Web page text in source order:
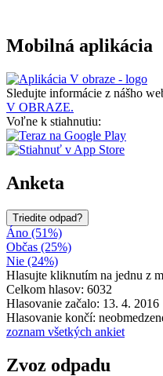
Mobilná aplikácia
Sledujte informácie z nášho
V OBRAZE.
Voľne k stiahnutiu:
Anketa
Triedite odpad?
Áno (51%)
Občas (25%)
Nie (24%)
Hlasujte kliknutím na jednu z
Celkom hlasov: 6032
Hlasovanie začalo: 13. 4. 2016
Hlasovanie končí:
zoznam všetkých ankiet
Zvoz odpadu